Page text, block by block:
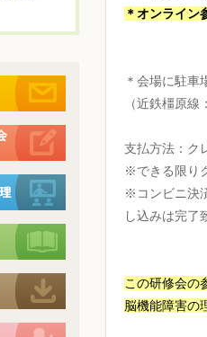
＊オンライン
＊会場に駐車
（近鉄橿原線
支払方法：ク
※できる限り
※コンビニ決
し込みは完了
この研修会
脳機能障害の